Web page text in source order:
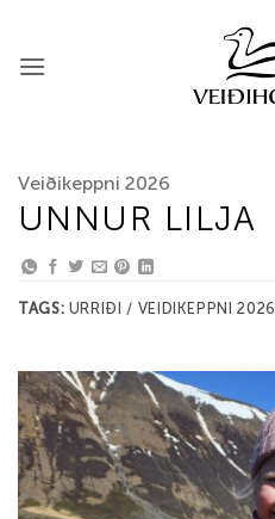
content
Veiðikeppni 2026
UNNUR LILJA
TAGS: URRIÐI / VEIDIKEPPNI 2026